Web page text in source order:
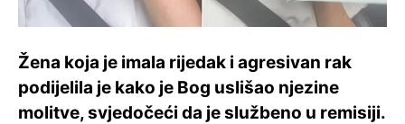
Žena koja je imala rijedak i agresivan rak
podijelila je kako je Bog uslišao njezine
molitve, svjedočeći da je službeno u remisiji.